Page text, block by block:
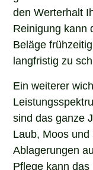
den Werterhalt
Reinigung kann
Beläge
langfristig zu
Ein weiterer
sind das ganze
Laub, Moos
Ablagerungen
Pflege kann das